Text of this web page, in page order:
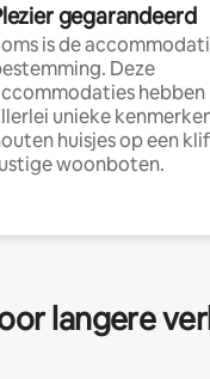
gegarandeerd
is de
Deze
hebben
unieke
huisjes op een
woonboten.
langere